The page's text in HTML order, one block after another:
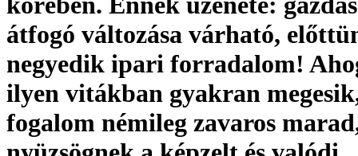
átfogó változása várható,
negyedik ipari forradalom!
ilyen vitákban gyakran
fogalom némileg zavaros